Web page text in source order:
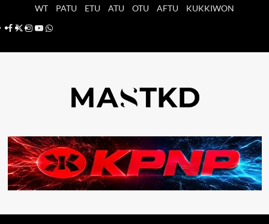
WT PATU ETU ATU OTU AFTU
KUKKIWON
Facebook
X Instagram
YouTube
Whatsapp